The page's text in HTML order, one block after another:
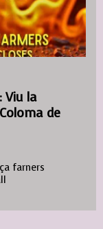
Viu la
de
farners